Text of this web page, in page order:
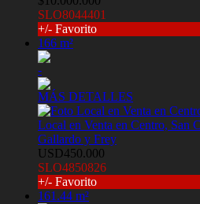
SLO8044401
+/- Favorito
166 m²
-
MÁS DETALLES
Local en Venta en Centro, San
Gallardo y Frey
USD450.000
SLO4850826
+/- Favorito
161.44 m²